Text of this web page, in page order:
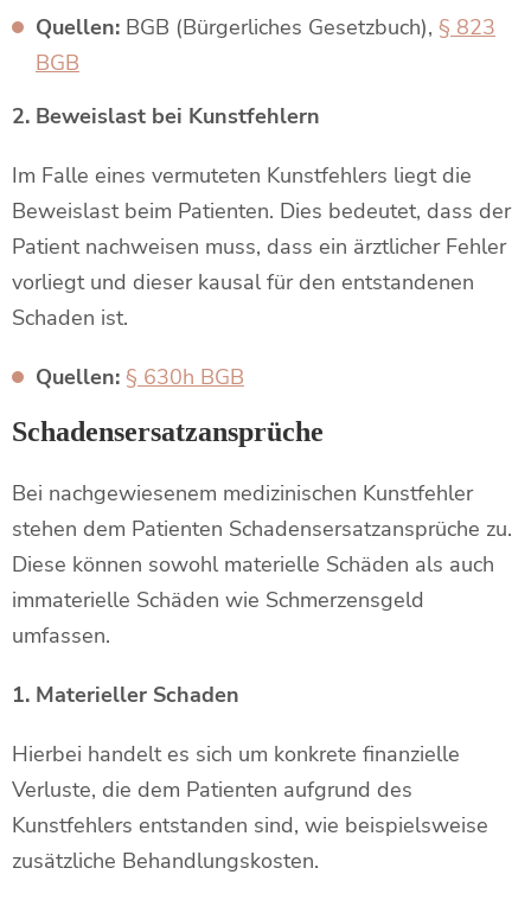
Quellen: BGB (Bürgerliches Gesetzbuch), § 823
BGB
2. Beweislast bei Kunstfehlern
Im Falle eines vermuteten Kunstfehlers liegt die
Beweislast beim Patienten. Dies bedeutet, dass der
Patient nachweisen muss, dass ein ärztlicher Fehler
vorliegt und dieser kausal für den entstandenen
Schaden ist.
Quellen: § 630h BGB
Schadensersatzansprüche
Bei nachgewiesenem medizinischen Kunstfehler
stehen dem Patienten Schadensersatzansprüche zu.
Diese können sowohl materielle Schäden als auch
immaterielle Schäden wie Schmerzensgeld
umfassen.
1. Materieller Schaden
Hierbei handelt es sich um konkrete finanzielle
Verluste, die dem Patienten aufgrund des
Kunstfehlers entstanden sind, wie beispielsweise
zusätzliche Behandlungskosten.